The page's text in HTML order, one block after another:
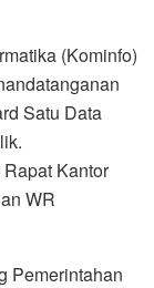
(Kominfo)
Satu Data
Kantor
WR
Pemerintahan